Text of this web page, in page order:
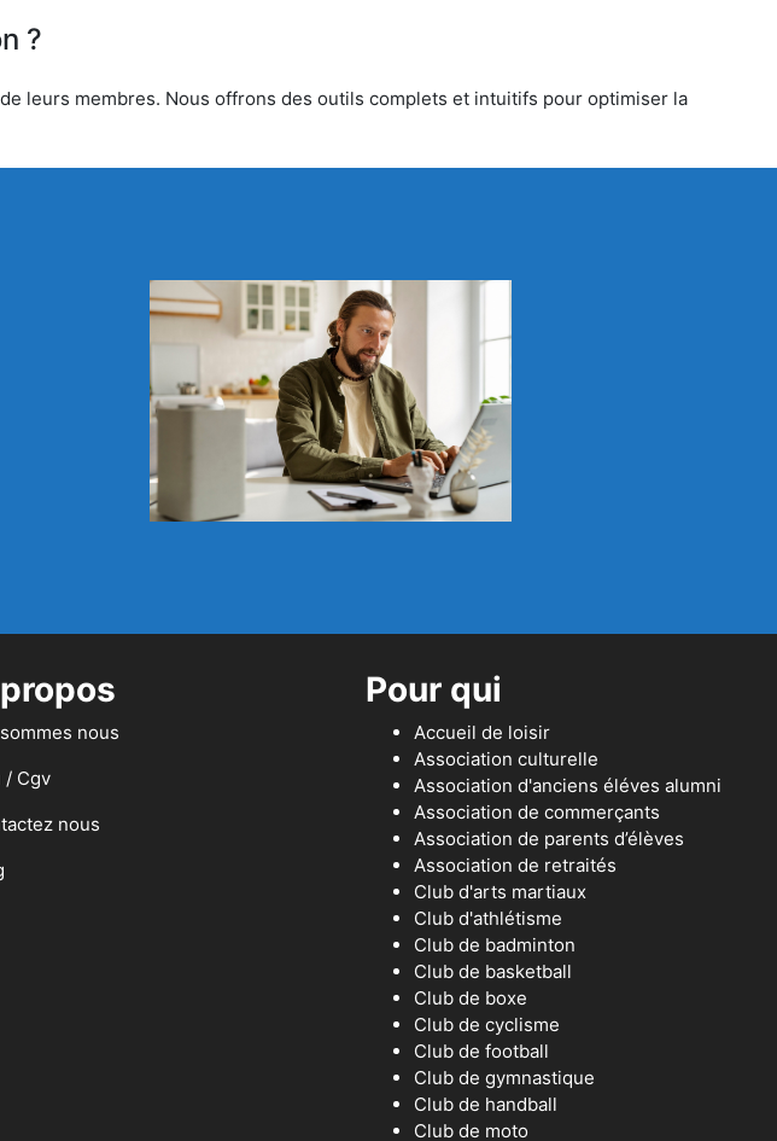
?
leurs membres. Nous offrons des outils complets et intuitifs pour optimiser la
nous
/ Cgv
nous
Pour qui
Accueil de loisir
Association culturelle
Association d'anciens éléves alumni
Association de commerçants
Association de parents d’élèves
Association de retraités
Club d'arts martiaux
Club d'athlétisme
Club de badminton
Club de basketball
Club de boxe
Club de cyclisme
Club de football
Club de gymnastique
Club de handball
Club de moto